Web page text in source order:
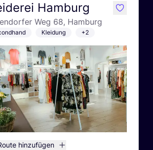
Hamburg
Weg 68, Hamburg
Kleidung +2
hinzufügen
like